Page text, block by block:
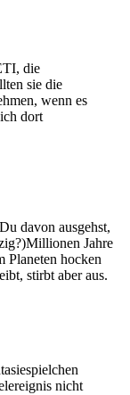
die
sie die
wenn es
dort
davon ausgehst,
Jahre
Planeten hocken
stirbt aber aus.
nicht